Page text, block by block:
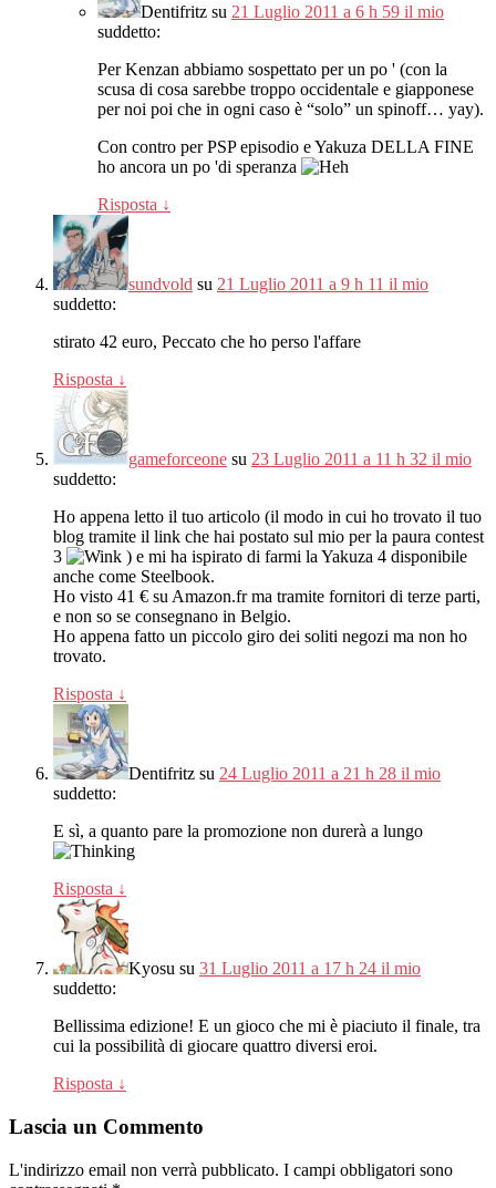
Dentifritz su 21 Luglio 2011 a 6 h 59 il mio
suddetto:
Per Kenzan abbiamo sospettato per un po ' (con la
scusa di cosa sarebbe troppo occidentale e giapponese
per noi poi che in ogni caso è “solo” un spinoff… yay).
Con contro per PSP episodio e Yakuza DELLA FINE
ho ancora un po 'di speranza
Risposta ↓
sundvold su 21 Luglio 2011 a 9 h 11 il mio
suddetto:
stirato 42 euro, Peccato che ho perso l'affare
Risposta ↓
gameforceone su 23 Luglio 2011 a 11 h 32 il mio
suddetto:
Ho appena letto il tuo articolo (il modo in cui ho trovato il tuo
blog tramite il link che hai postato sul mio per la paura contest
3
) e mi ha ispirato di farmi la Yakuza 4 disponibile
anche come Steelbook.
Ho visto 41 € su Amazon.fr ma tramite fornitori di terze parti,
e non so se consegnano in Belgio.
Ho appena fatto un piccolo giro dei soliti negozi ma non ho
trovato.
Risposta ↓
Dentifritz su 24 Luglio 2011 a 21 h 28 il mio
suddetto:
E sì, a quanto pare la promozione non durerà a lungo
Risposta ↓
Kyosu su 31 Luglio 2011 a 17 h 24 il mio
suddetto:
Bellissima edizione! E un gioco che mi è piaciuto il finale, tra
cui la possibilità di giocare quattro diversi eroi.
Risposta ↓
Lascia un Commento
L'indirizzo email non verrà pubblicato. I campi obbligatori sono